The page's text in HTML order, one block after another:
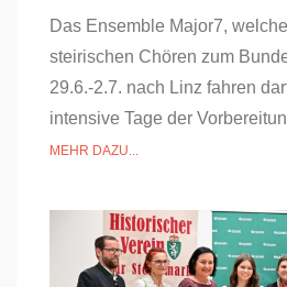
Das Ensemble Major7,
steirischen Chören zum
29.6.-2.7. nach Linz fahren
intensive Tage der
MEHR DAZU...